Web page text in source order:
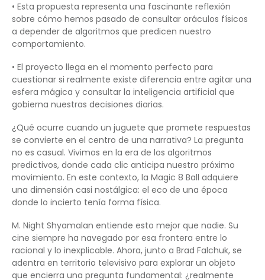
• Esta propuesta representa una fascinante reflexión
sobre cómo hemos pasado de consultar oráculos físicos
a depender de algoritmos que predicen nuestro
comportamiento.
• El proyecto llega en el momento perfecto para
cuestionar si realmente existe diferencia entre agitar una
esfera mágica y consultar la inteligencia artificial que
gobierna nuestras decisiones diarias.
¿Qué ocurre cuando un juguete que promete respuestas
se convierte en el centro de una narrativa? La pregunta
no es casual. Vivimos en la era de los algoritmos
predictivos, donde cada clic anticipa nuestro próximo
movimiento. En este contexto, la Magic 8 Ball adquiere
una dimensión casi nostálgica: el eco de una época
donde lo incierto tenía forma física.
M. Night Shyamalan entiende esto mejor que nadie. Su
cine siempre ha navegado por esa frontera entre lo
racional y lo inexplicable. Ahora, junto a Brad Falchuk, se
adentra en territorio televisivo para explorar un objeto
que encierra una pregunta fundamental: ¿realmente